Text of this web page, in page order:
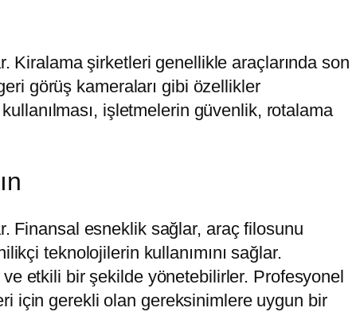
Kiralama şirketleri genellikle araçlarında son
görüş kameraları gibi özellikler
işletmelerin güvenlik, rotalama
Finansal esneklik sağlar, araç filosunu
teknolojilerin kullanımını sağlar.
etkili bir şekilde yönetebilirler. Profesyonel
için gerekli olan gereksinimlere uygun bir